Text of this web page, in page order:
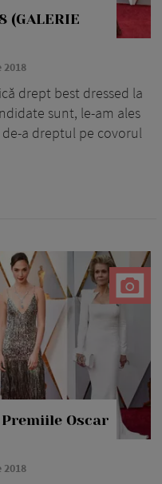
(GALERIE
drept best dressed la
sunt, le-am ales
a dreptul pe covorul
Oscar